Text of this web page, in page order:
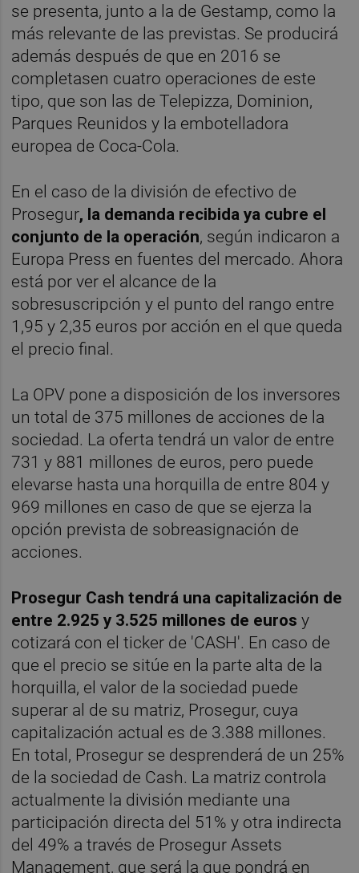
se presenta, junto a la de Gestamp, como la
más relevante de las previstas. Se producirá
además después de que en 2016 se
completasen cuatro operaciones de este
tipo, que son las de Telepizza, Dominion,
Parques Reunidos y la embotelladora
europea de Coca-Cola.
En el caso de la división de efectivo de
Prosegur, la demanda recibida ya cubre el
conjunto de la operación, según indicaron a
Europa Press en fuentes del mercado. Ahora
está por ver el alcance de la
sobresuscripción y el punto del rango entre
1,95 y 2,35 euros por acción en el que queda
el precio final.
La OPV pone a disposición de los inversores
un total de 375 millones de acciones de la
sociedad. La oferta tendrá un valor de entre
731 y 881 millones de euros, pero puede
elevarse hasta una horquilla de entre 804 y
969 millones en caso de que se ejerza la
opción prevista de sobreasignación de
acciones.
Prosegur Cash tendrá una capitalización de
entre 2.925 y 3.525 millones de euros y
cotizará con el ticker de 'CASH'. En caso de
que el precio se sitúe en la parte alta de la
horquilla, el valor de la sociedad puede
superar al de su matriz, Prosegur, cuya
capitalización actual es de 3.388 millones.
En total, Prosegur se desprenderá de un 25%
de la sociedad de Cash. La matriz controla
actualmente la división mediante una
participación directa del 51% y otra indirecta
del 49% a través de Prosegur Assets
Management, que será la que pondrá en